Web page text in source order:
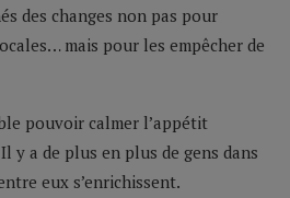
des changes non pas pour
mais pour les empêcher de
pouvoir calmer l’appétit
y a de plus en plus de gens dans
eux s’enrichissent.